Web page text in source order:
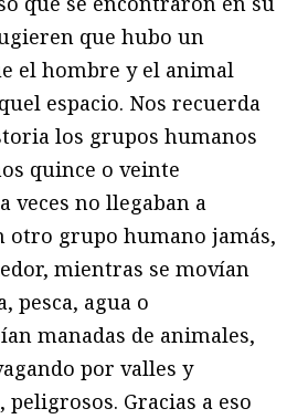
que hubo un
el hombre y el animal
espacio. Nos recuerda
los grupos humanos
quince o veinte
veces no llegaban a
otro grupo humano jamás,
mientras se movían
pesca, agua o
manadas de animales,
por valles y
Gracias a eso